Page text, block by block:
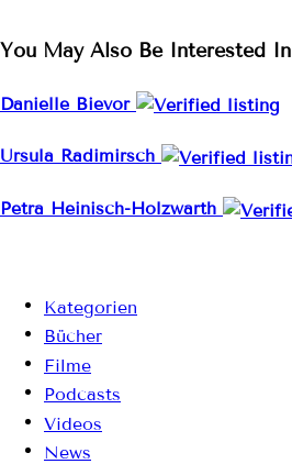
You May Also Be Interested In
Danielle Bievor
Ursula Radimirsch
Petra Heinisch-Holzwarth
Kategorien
Bücher
Filme
Podcasts
Videos
News